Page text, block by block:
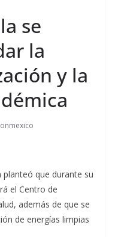
se
la
y la
que durante su
el Centro de
además de que se
de energías limpias